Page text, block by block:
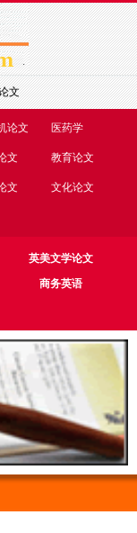
论文 医药学
文 教育论文
文 文化论文
文
英美文学论文
商务英语